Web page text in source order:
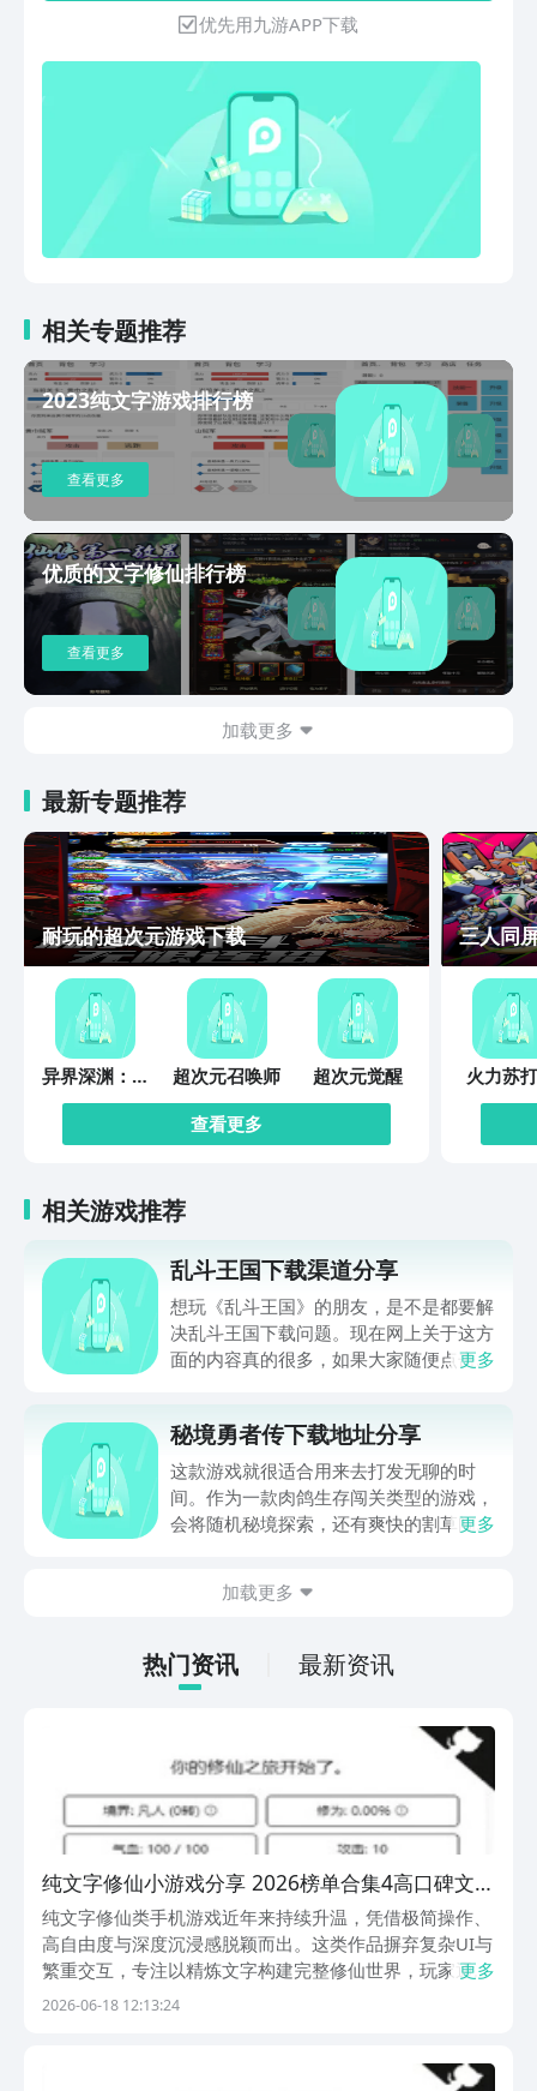
在。进可开辟洞府，人榜争名，宗门晋
升，壮大师门。退可休闲钓鱼，悠闲种
地，佛系打坐，四处闲逛。地上掉落的储
物袋，石桌上凌乱不堪的材料，街上撑死
的流浪儿？这是一个真实的修仙世界，谁
又主宰沉浮？
优先用九游APP下载
相关专题推荐
2023纯文字游戏排行榜
查看更多
优质的文字修仙排行榜
查看更多
加载更多
最新专题推荐
耐玩的超次元游戏下载
异界深渊：觉
醒
超次元召唤师
超次元觉醒
查看更多
三人同
火力苏
相关游戏推荐
乱斗王国下载渠道分享
想玩《乱斗王国》的朋友，是不是都要解
决乱斗王国下载问题。现在网上关于这方
面的内容真的很多，如果大家随便点击陌
app进行下载会更加方便，九游是手游福
利最多的游戏平台，在这里不仅能够看到
游戏资源，还能及时查看后续的消息、活
动内容等相关信息。
更多
秘境勇者传下载地址分享
这款游戏就很适合用来去打发无聊的时
间。作为一款肉鸽生存闯关类型的游戏，
会将随机秘境探索，还有爽快的割草闯关
接就可以下载。游戏的上手门槛还是比较
打发无聊的时间，可玩性真的比较高。
更多
加载更多
热门资讯 最新资讯
纯文字修仙小游戏分享 2026榜单合集4高口碑文字
修仙游戏手机版before_2
纯文字修仙类手机游戏近年来持续升温，凭借极简操作、
高自由度与深度沉浸感脱颖而出。这类作品摒弃复杂UI与
繁重交互，专注以精炼文字构建完整修仙世界，玩家通过
阅读、选择与策略配置即可推进修行进程，整体体验流畅
更多
2026-06-18 12:13:24